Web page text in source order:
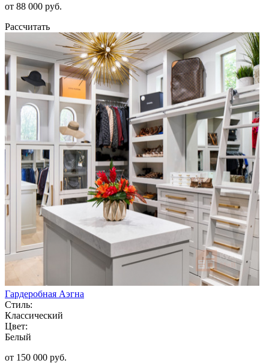
от 88 000 руб.
Рассчитать
Гардеробная Аэгна
Стиль:
Классический
Цвет:
Белый
от 150 000 руб.